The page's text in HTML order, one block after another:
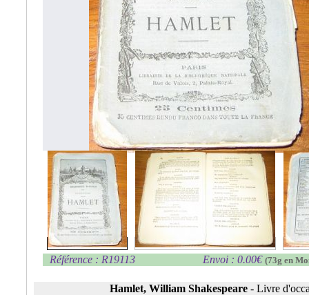
Référence : R19113 Envoi : 0.00€ (73g en
Hamlet, William Shakespeare- Livre